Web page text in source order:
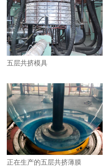
五层共挤模具
正在生产的五层共挤薄膜